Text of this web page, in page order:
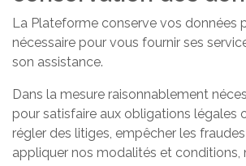
La Plateforme conserve vos données
nécessaire pour vous fournir ses
son assistance.
Dans la mesure raisonnablement
pour satisfaire aux obligations légales
régler des litiges, empêcher les
appliquer nos modalités et conditions,